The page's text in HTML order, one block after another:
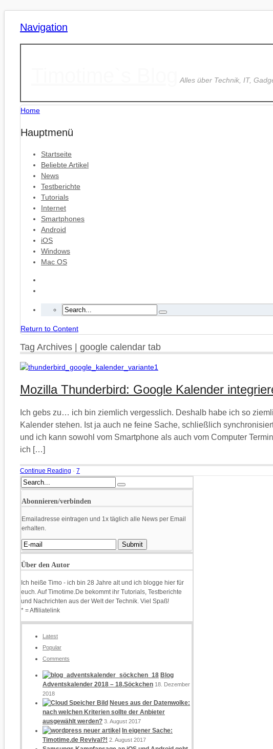
Navigation
Alles über Technik, IT,
Home
Hauptmenü
Startseite
Beliebte Artikel
News
Testberichte
Tutorials
Internet
Smartphones
Android
iOS
Windows
Mac OS
Return to Content
Tag Archives | google calendar tab
Mozilla Thunderbird: Google Kalender
Ich gebs zu… ich bin ziemlich vergesslich. Deshalb habe ich so
Kalender stehen. Ist ja auch ne feine Sache, schließlich
und ich kann sowohl vom Smartphone als auch vom Computer
ich […]
Continue Reading · 7
Abonnieren/verbinden
Emailadresse eintragen und 1x täglich alle News per Email
erhalten.
Über den Autor
Ich heiße Timo - ich bin 28 Jahre alt und ich blogge hier für
euch. Auf Timotime.De bekommt ihr Tutorials, Testberichte
und Nachrichten aus der Welt der Technik. Viel Spaß!
* = Affiliatelink
Latest
Popular
Comments
Blog
Adventskalender 2018 – 18.Söckchen 18. Dezember
2018
Neues aus der Datenwolke:
nach welchen Kriterien sollte der Anbieter
ausgewählt werden? 3. August 2017
In eigener Sache:
Timotime.de Revival?! 2. August 2017